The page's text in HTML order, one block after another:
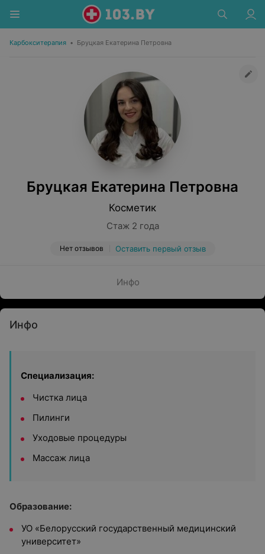
Карбокситерапия • Бруцкая Екатерина Петровна
Бруцкая Екатерина Петровна
Косметик
Стаж 2 года
Нет отзывов Оставить первый отзыв
Инфо
Инфо
Специализация:
Чистка лица
Пилинги
Уходовые процедуры
Массаж лица
Образование:
УО «Белорусский государственный медицинский
университет»